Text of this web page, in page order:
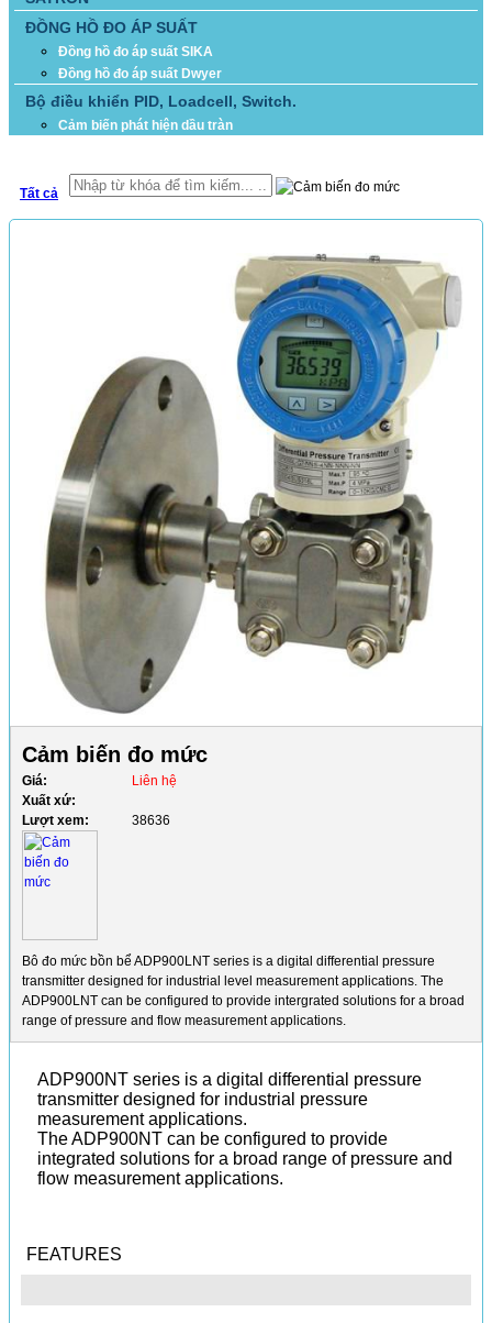
ĐỒNG HỒ ĐO ÁP SUẤT
Đồng hồ đo áp suất SIKA
Đồng hồ đo áp suất Dwyer
Bộ điều khiển PID, Loadcell, Switch.
Cảm biến phát hiện dầu tràn
Tất cả
Cảm biến đo mức
Giá:
Liên hệ
Xuất xứ:
Lượt xem:
38636
Bô đo mức bồn bể ADP900LNT series is a digital differential pressure
transmitter designed for industrial level measurement applications. The
ADP900LNT can be configured to provide intergrated solutions for a broad
range of pressure and flow measurement applications.
ADP900NT series is a digital differential pressure
transmitter designed for industrial pressure
measurement applications.
The ADP900NT can be configured to provide
integrated solutions for a broad range of pressure and
flow measurement applications.
FEATURES